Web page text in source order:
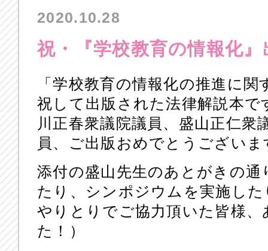
2020.10.28
祝・『学校教育の情報化』
「学校教育の情報化の推進に
祝して出版された法律解説本で
川正春衆議院議員、盛山正仁衆
員、ご出版おめでとうございま
添付の盛山先生のあとがきの
たり、シンポジウムを実施し
やりとりでご協力頂いた皆様
た！）